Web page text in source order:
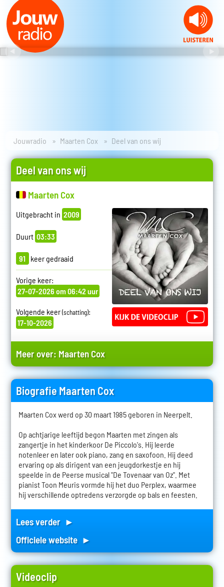
Jouwradio Maarten Cox Deel van ons wij
Deel van ons wij
Maarten Cox
Uitgebracht in 2009
Duurt 03:33
91 keer gedraaid
Vorige keer:
27-07-2026 om 06:42 uur
Volgende keer(schatting):
17-10-2026
Meer over: Maarten Cox
Biografie Maarten Cox
Maarten Cox werd op 30 maart 1985 geboren in Neerpelt.
Op achtjarige leeftijd begon Maarten met zingen als
zangertje in het kinderkoor De Piccolo's. Hij leerde
notenleer en later ook piano, zang en saxofoon. Hij deed
ervaring op als dirigent van een jeugdorkestje en hij
speelde in de Peerse musical "De Tovenaar van Oz". Met
pianist Toon Meuris vormde hij het duo Perplex, waarmee
hij verschillende optredens verzorgde op bals en feesten.
Lees verder ►
Officiele website ►
Videoclip